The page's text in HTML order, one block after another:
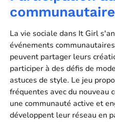
La vie sociale dans It Girl
événements
peuvent partager leurs
participer à des défis de
astuces de style. Le jeu
fréquentes avec du nouveau
une communauté active et
développent leur réseau en